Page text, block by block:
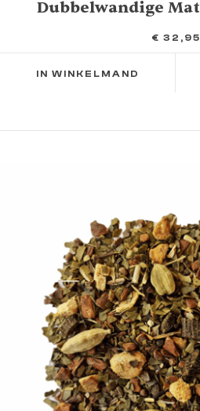
Dubbelwandige
€ 32,95
IN WINKELMAND